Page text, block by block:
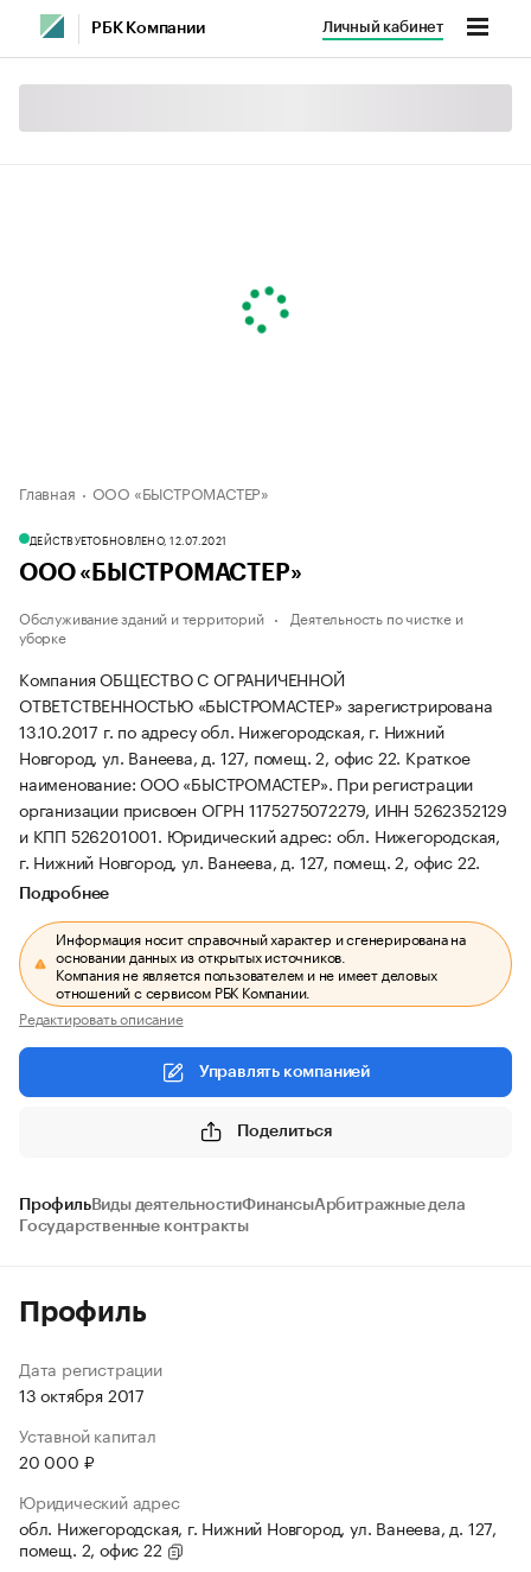
РБК Компании Личный кабинет
Главная ООО «БЫСТРОМАСТЕР»
ДЕЙСТВУЕТОБНОВЛЕНО, 12.07.2021
ООО «БЫСТРОМАСТЕР»
Обслуживание зданий и территорий
Деятельность по чистке и
уборке
Компания ОБЩЕСТВО С ОГРАНИЧЕННОЙ
ОТВЕТСТВЕННОСТЬЮ «БЫСТРОМАСТЕР» зарегистрирована
13.10.2017 г. по адресу обл. Нижегородская, г. Нижний
Новгород, ул. Ванеева, д. 127, помещ. 2, офис 22. Краткое
наименование: ООО «БЫСТРОМАСТЕР». При регистрации
организации присвоен ОГРН 1175275072279, ИНН 5262352129
и КПП 526201001. Юридический адрес: обл. Нижегородская,
г. Нижний Новгород, ул. Ванеева, д. 127, помещ. 2, офис 22.
Подробнее
Информация носит справочный характер и сгенерирована на
основании данных из открытых источников.
Компания не является пользователем и не имеет деловых
отношений с сервисом РБК Компании.
Редактировать описание
Управлять компанией
Поделиться
ПрофильВиды деятельностиФинансыАрбитражные дела
Государственные контракты
Профиль
Дата регистрации
13 октября 2017
Уставной капитал
20 000 ₽
Юридический адрес
обл. Нижегородская, г. Нижний Новгород, ул. Ванеева, д. 127,
помещ. 2, офис 22